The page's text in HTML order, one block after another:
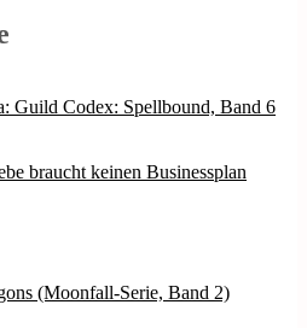
Guild Codex: Spellbound, Band 6
braucht keinen Businessplan
(Moonfall-Serie, Band 2)